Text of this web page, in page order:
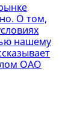
О том,
нашему
ОАО